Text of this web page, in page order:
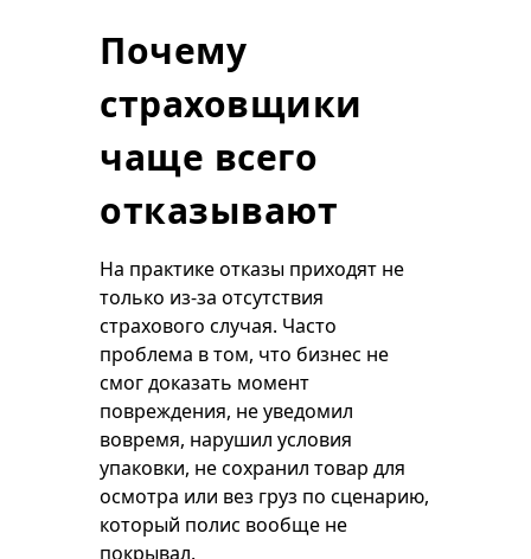
Почему
страховщики
чаще всего
отказывают
На практике отказы приходят не
только из-за отсутствия
страхового случая. Часто
проблема в том, что бизнес не
смог доказать момент
повреждения, не уведомил
вовремя, нарушил условия
упаковки, не сохранил товар для
осмотра или вез груз по сценарию,
который полис вообще не
покрывал.